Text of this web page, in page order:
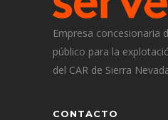
Empresa concesionaria
público para la
del CAR de Sierra
CONTACTO